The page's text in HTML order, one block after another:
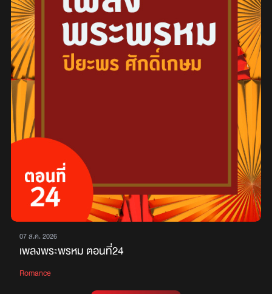
07 ส.ค. 2026
เพลงพระพรหม ตอนที่24
Romance